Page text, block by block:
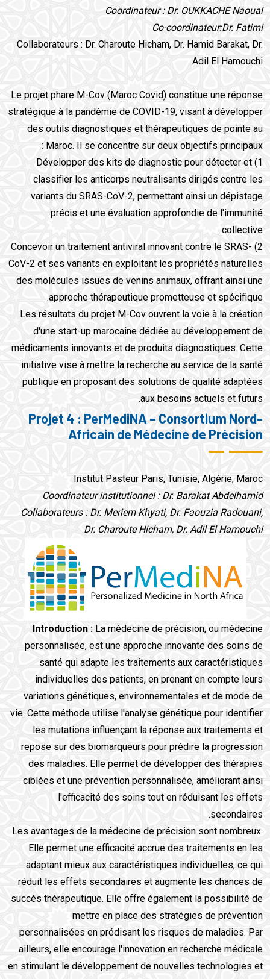
Coordinateur : Dr. OUKKACHE Naoual
Co-coordinateur:Dr. Fatimi
Collaborateurs : Dr. Charoute Hicham, Dr. Hamid Barakat, Dr.
Adil El Hamouchi
Le projet phare M-Cov (Maroc Covid) constitue une réponse
stratégique à la pandémie de COVID-19, visant à développer
des outils diagnostiques et thérapeutiques de pointe au
Maroc. Il se concentre sur deux objectifs principaux :
1) Développer des kits de diagnostic pour détecter et
classifier les anticorps neutralisants dirigés contre les
variants du SRAS-CoV-2, permettant ainsi un dépistage
précis et une évaluation approfondie de l'immunité
collective.
2) Concevoir un traitement antiviral innovant contre le SRAS-
CoV-2 et ses variants en exploitant les propriétés naturelles
des molécules issues de venins animaux, offrant ainsi une
approche thérapeutique prometteuse et spécifique.
Les résultats du projet M-Cov ouvrent la voie à la création
d'une start-up marocaine dédiée au développement de
médicaments innovants et de produits diagnostiques. Cette
initiative vise à mettre la recherche au service de la santé
publique en proposant des solutions de qualité adaptées
aux besoins actuels et futurs.
Projet 4 : PerMediNA – Consortium Nord-
Africain de Médecine de Précision
Institut Pasteur Paris, Tunisie, Algérie, Maroc
Coordinateur institutionnel : Dr. Barakat Abdelhamid
Collaborateurs : Dr. Meriem Khyati, Dr. Faouzia Radouani,
Dr. Charoute Hicham, Dr. Adil El Hamouchi
Introduction : La médecine de précision, ou médecine
personnalisée, est une approche innovante des soins de
santé qui adapte les traitements aux caractéristiques
individuelles des patients, en prenant en compte leurs
variations génétiques, environnementales et de mode de
vie. Cette méthode utilise l'analyse génétique pour identifier
les mutations influençant la réponse aux traitements et
repose sur des biomarqueurs pour prédire la progression
des maladies. Elle permet de développer des thérapies
ciblées et une prévention personnalisée, améliorant ainsi
l'efficacité des soins tout en réduisant les effets
secondaires.
Les avantages de la médecine de précision sont nombreux.
Elle permet une efficacité accrue des traitements en les
adaptant mieux aux caractéristiques individuelles, ce qui
réduit les effets secondaires et augmente les chances de
succès thérapeutique. Elle offre également la possibilité de
mettre en place des stratégies de prévention
personnalisées en prédisant les risques de maladies. Par
ailleurs, elle encourage l'innovation en recherche médicale
en stimulant le développement de nouvelles technologies et